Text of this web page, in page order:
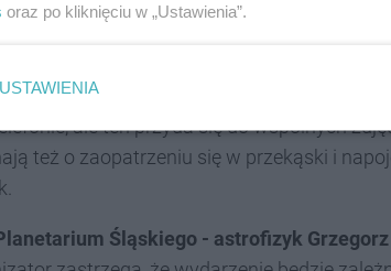
wygaszony, warto więc wyposażyć się w
ale ten przyda się do wspólnych
też o zaopatrzeniu się w przekąski i
Śląskiego - astrofizyk Grzegorz
oraz po kliknięciu w „Ustawienia”.
USTAWIENIA